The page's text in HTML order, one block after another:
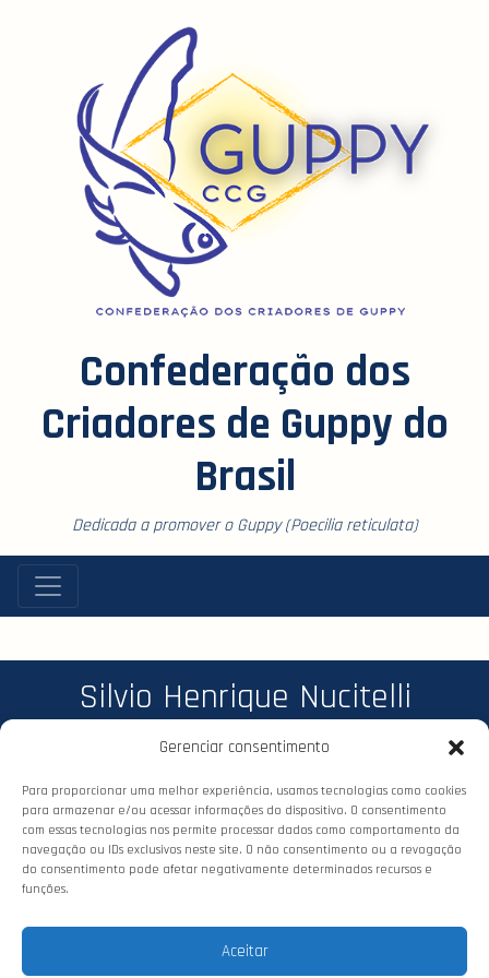
Gerenciar consentimento
Para proporcionar uma melhor experiência, usamos tecnologias como cookies
para armazenar e/ou acessar informações do dispositivo. O consentimento
com essas tecnologias nos permite processar dados como comportamento da
navegação ou IDs exclusivos neste site. O não consentimento ou a revogação
do consentimento pode afetar negativamente determinados recursos e
funções.
Aceitar
Confederação dos
Criadores de Guppy do
Brasil
Dedicada a promover o Guppy (Poecilia reticulata)
Silvio Henrique Nucitelli
de Guppy (CCG). Todos os direitos